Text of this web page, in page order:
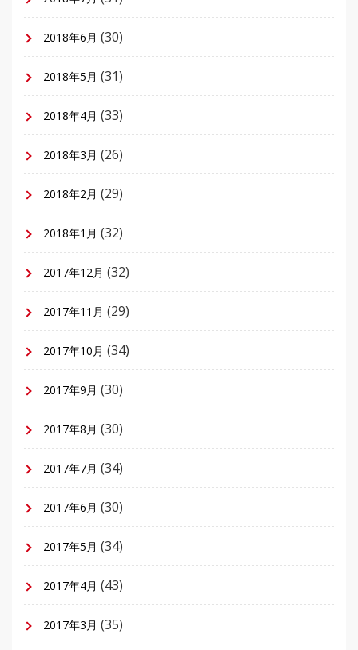
2018年6月 (30)
2018年5月 (31)
2018年4月 (33)
2018年3月 (26)
2018年2月 (29)
2018年1月 (32)
2017年12月 (32)
2017年11月 (29)
2017年10月 (34)
2017年9月 (30)
2017年8月 (30)
2017年7月 (34)
2017年6月 (30)
2017年5月 (34)
2017年4月 (43)
2017年3月 (35)